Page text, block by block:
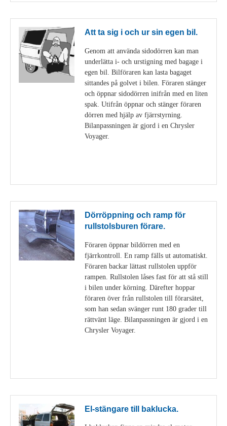
Att ta sig i och ur sin egen bil.
Genom att använda sidodörren kan man
underlätta i- och urstigning med bagage i
egen bil. Bilföraren kan lasta bagaget
sittandes på golvet i bilen. Föraren stänger
och öppnar sidodörren inifrån med en liten
spak. Utifrån öppnar och stänger föraren
dörren med hjälp av fjärrstyrning.
Bilanpassningen är gjord i en Chrysler
Voyager.
Dörröppning och ramp för
rullstolsburen förare.
Föraren öppnar bildörren med en
fjärrkontroll. En ramp fälls ut automatiskt.
Föraren backar lättast rullstolen uppför
rampen. Rullstolen låses fast för att stå still
i bilen under körning. Därefter hoppar
föraren över från rullstolen till förarsätet,
som han sedan svänger runt 180 grader till
rättvänt läge. Bilanpassningen är gjord i en
Chrysler Voyager.
El-stängare till baklucka.